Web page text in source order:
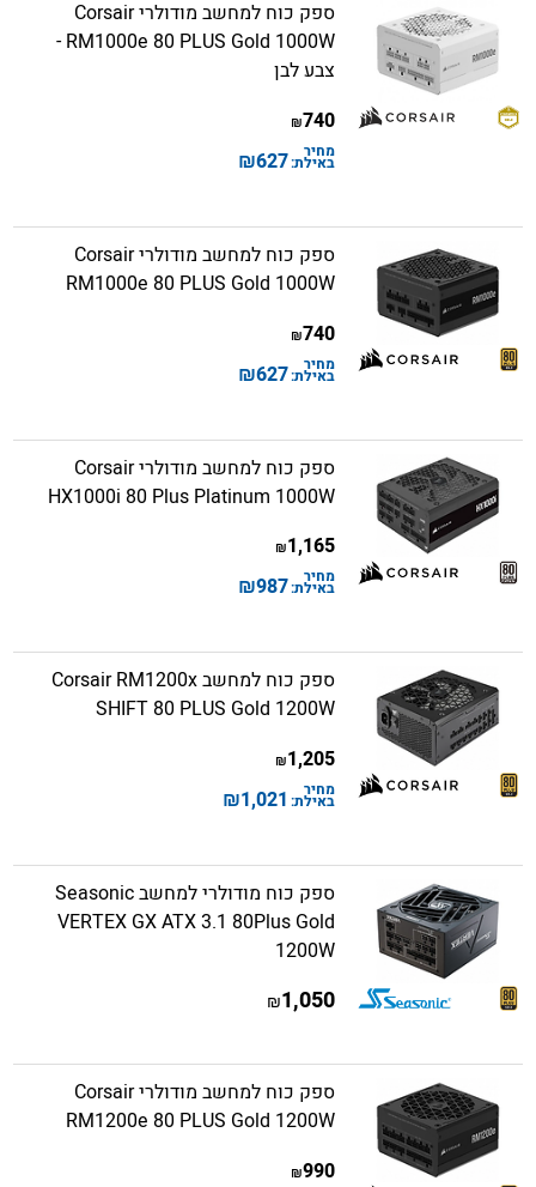
ספק כוח למחשב מודולרי Corsair
RM1000e 80 PLUS Gold 1000W -
צבע לבן
740
₪
מחיר
באילת:627
₪
ספק כוח למחשב מודולרי Corsair
RM1000e 80 PLUS Gold 1000W
740
₪
מחיר
באילת:627
₪
ספק כוח למחשב מודולרי Corsair
HX1000i 80 Plus Platinum 1000W
1,165
₪
מחיר
באילת:987
₪
ספק כוח למחשב Corsair RM1200x
SHIFT 80 PLUS Gold 1200W
1,205
₪
מחיר
באילת: 1,021
₪
ספק כוח מודולרי למחשב Seasonic
VERTEX GX ATX 3.1 80Plus Gold
1200W
1,050
₪
ספק כוח למחשב מודולרי Corsair
RM1200e 80 PLUS Gold 1200W
990
₪